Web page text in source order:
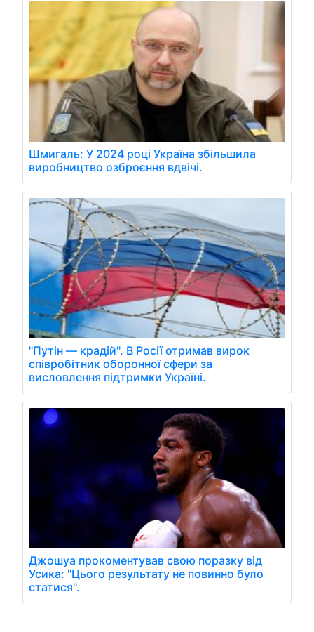
Шмигаль: У 2024 році Україна збільшила
виробництво озброєння вдвічі.
"Путін — крадій". В Росії отримав вирок
співробітник оборонної сфери за
висловлення підтримки Україні.
Джошуа прокоментував свою поразку від
Усика: "Цього результату не повинно було
статися".